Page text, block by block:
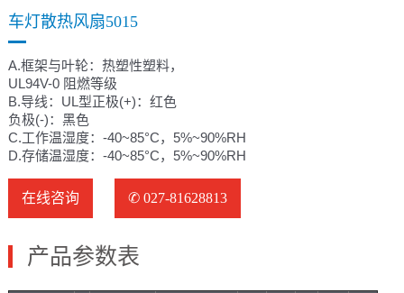
车灯散热风扇5015
A.框架与叶轮：热塑性塑料，
UL94V-0 阻燃等级
B.导线：UL型正极(+)：红⾊
负极(-)：⿊⾊
C.⼯作温湿度：-40~85°C，5%~90%RH
D.存储温湿度：-40~85°C，5%~90%RH
在线咨询 ✆ 027-81628813
产品参数表